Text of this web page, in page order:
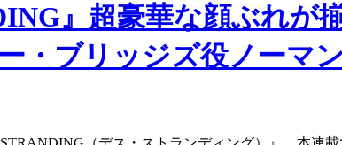
』超豪華な顔ぶれが
・ブリッジズ役ノーマ